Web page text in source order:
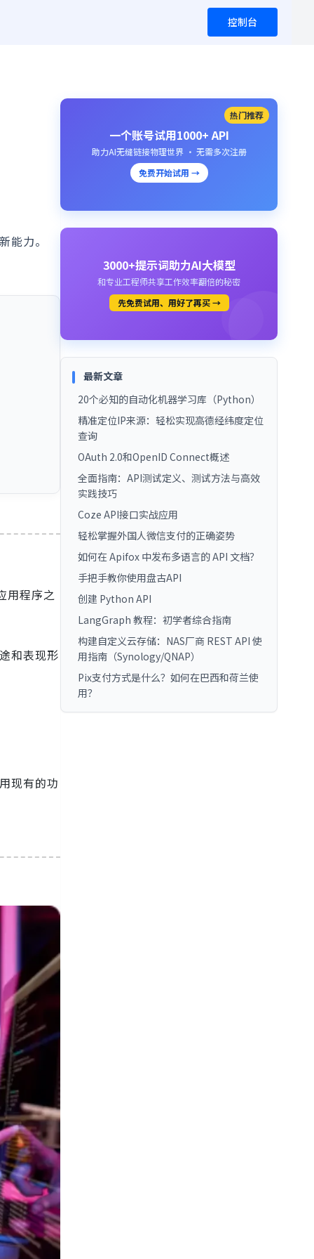
控制台
能力。
用程序之
和表现形
现有的功
热门推荐
一个账号试用1000+ API
助力AI无缝链接物理世界 · 无需多次注册
免费开始试用 →
3000+提示词助力AI大模型
和专业工程师共享工作效率翻倍的秘密
先免费试用、用好了再买 →
最新文章
20个必知的自动化机器学习库（Python）
精准定位IP来源：轻松实现高德经纬度定位
查询
OAuth 2.0和OpenID Connect概述
全面指南：API测试定义、测试方法与高效
实践技巧
Coze API接口实战应用
轻松掌握外国人微信支付的正确姿势
如何在 Apifox 中发布多语言的 API 文档？
手把手教你使用盘古API
创建 Python API
LangGraph 教程：初学者综合指南
构建自定义云存储：NAS厂商 REST API 使
用指南（Synology/QNAP）
Pix支付方式是什么？如何在巴西和荷兰使
用？